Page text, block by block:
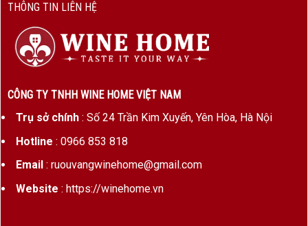
Giống Nho Malvasia Nera – Tinh Hoa Từ
Vùng Đất Địa Trung Hải
Malvasia Nera là một giống nho đỏ cổ xưa, có nguồn gốc từ
khu vực Địa Trung Hải, đặc biệt phổ biến ở
Ý– nơi ánh nắng chan hòa, khí hậu nóng ẩm tạo điều kiện lý
tưởng để giống nho này phát triển mạnh mẽ.
Các vùng sản xuất nổi bật:
Puglia (Apulia)– đặc biệt là ở Salento, Manduria, Lecce
Tuscany, thường phối trộn cùng Sangiovese
THÔNG TIN LIÊN HỆ
CÔNG TY TNHH WINE HOME VIỆT NAM
Trụ sở chính: Số 24 Trần Kim Xuyến, Yên Hòa, Hà Nội
Hotline : 0966 853 818
Email : ruouvangwinehome@gmail.com
Website : https://winehome.vn